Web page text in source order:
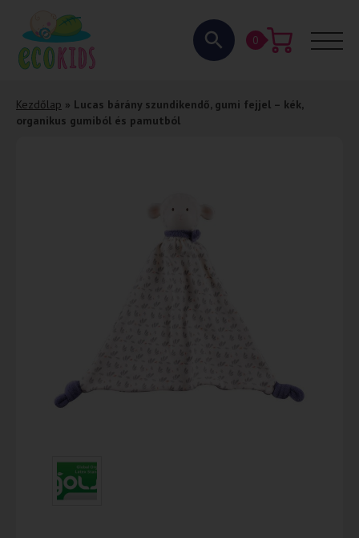
0
Kezdőlap » Lucas bárány szundikendő, gumi fejjel – kék,
organikus gumiból és pamutból